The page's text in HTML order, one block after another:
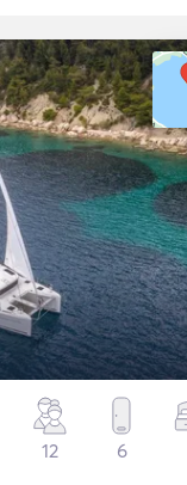
12 6